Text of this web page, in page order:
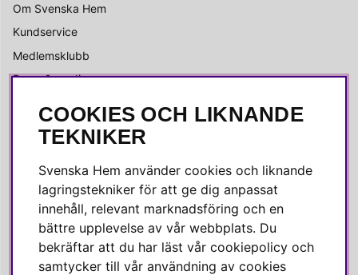
Om Svenska Hem
Kundservice
Medlemsklubb
Press & media
SOCIALA MEDIER
Instagram
Linkedin
Pinterest
COOKIES OCH LIKNANDE
TEKNIKER
Svenska Hem använder cookies och liknande
lagringstekniker för att ge dig anpassat
innehåll, relevant marknadsföring och en
bättre upplevelse av vår webbplats. Du
bekräftar att du har läst vår cookiepolicy och
samtycker till vår användning av cookies